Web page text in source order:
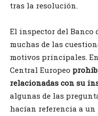
tras la resolución.
El inspector del Banco
muchas de las
motivos principales.
Central Europeo
relacionadas con su
algunas de las
hacían referencia a un